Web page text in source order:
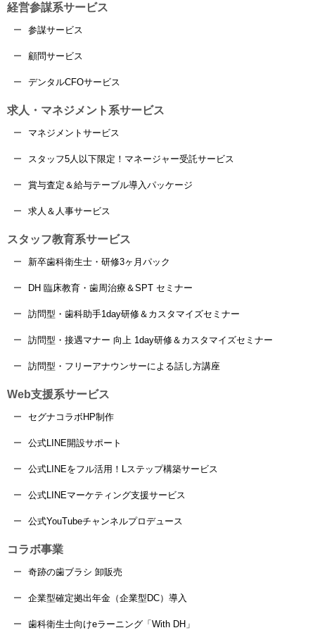
経営参謀系サービス
参謀サービス
顧問サービス
デンタルCFOサービス
求人・マネジメント系サービス
マネジメントサービス
スタッフ5人以下限定！マネージャー受託サービス
賞与査定＆給与テーブル導入パッケージ
求人＆人事サービス
スタッフ教育系サービス
新卒歯科衛生士・研修3ヶ月パック
DH 臨床教育・歯周治療＆SPT セミナー
訪問型・歯科助手1day研修＆カスタマイズセミナー
訪問型・接遇マナー 向上 1day研修＆カスタマイズセミナー
訪問型・フリーアナウンサーによる話し方講座
Web支援系サービス
セグナコラボHP制作
公式LINE開設サポート
公式LINEをフル活用！Lステップ構築サービス
公式LINEマーケティング支援サービス
公式YouTubeチャンネルプロデュース
コラボ事業
奇跡の歯ブラシ 卸販売
企業型確定拠出年金（企業型DC）導入
歯科衛生士向けeラーニング「With DH」